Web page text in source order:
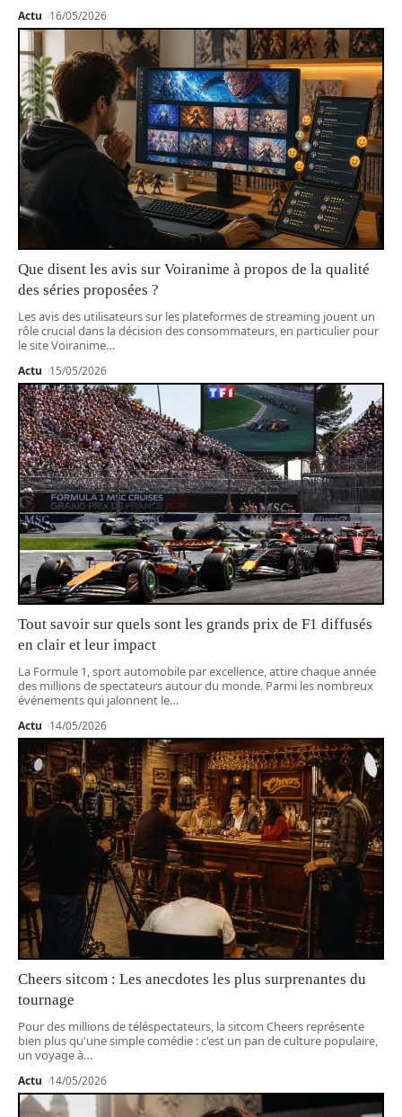
Actu 16/05/2026
Que disent les avis sur Voiranime à propos de la qualité
des séries proposées ?
Les avis des utilisateurs sur les plateformes de streaming jouent un
rôle crucial dans la décision des consommateurs, en particulier pour
le site Voiranime…
Actu 15/05/2026
Tout savoir sur quels sont les grands prix de F1 diffusés
en clair et leur impact
La Formule 1, sport automobile par excellence, attire chaque année
des millions de spectateurs autour du monde. Parmi les nombreux
événements qui jalonnent le…
Actu 14/05/2026
Cheers sitcom : Les anecdotes les plus surprenantes du
tournage
Pour des millions de téléspectateurs, la sitcom Cheers représente
bien plus qu'une simple comédie : c'est un pan de culture populaire,
un voyage à…
Actu 14/05/2026